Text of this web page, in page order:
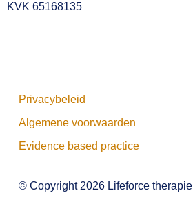
KVK 65168135
© Copyright 2026 Lifeforce therapie
Privacybeleid
Algemene voorwaarden
Evidence based practice